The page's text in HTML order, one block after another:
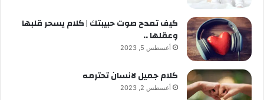
كيف تمدح صوت حبيبتك | كلام يسحر قلبها
وعقلها ..
أغسطس 5, 2023
كلام جميل لانسان تحترمه
أغسطس 2, 2023